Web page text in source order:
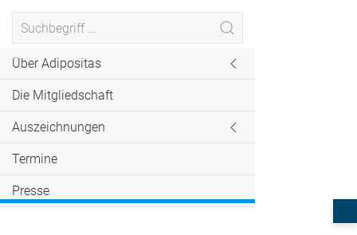
Über Adipositas
Die Mitgliedschaft
Auszeichnungen
Termine
Presse